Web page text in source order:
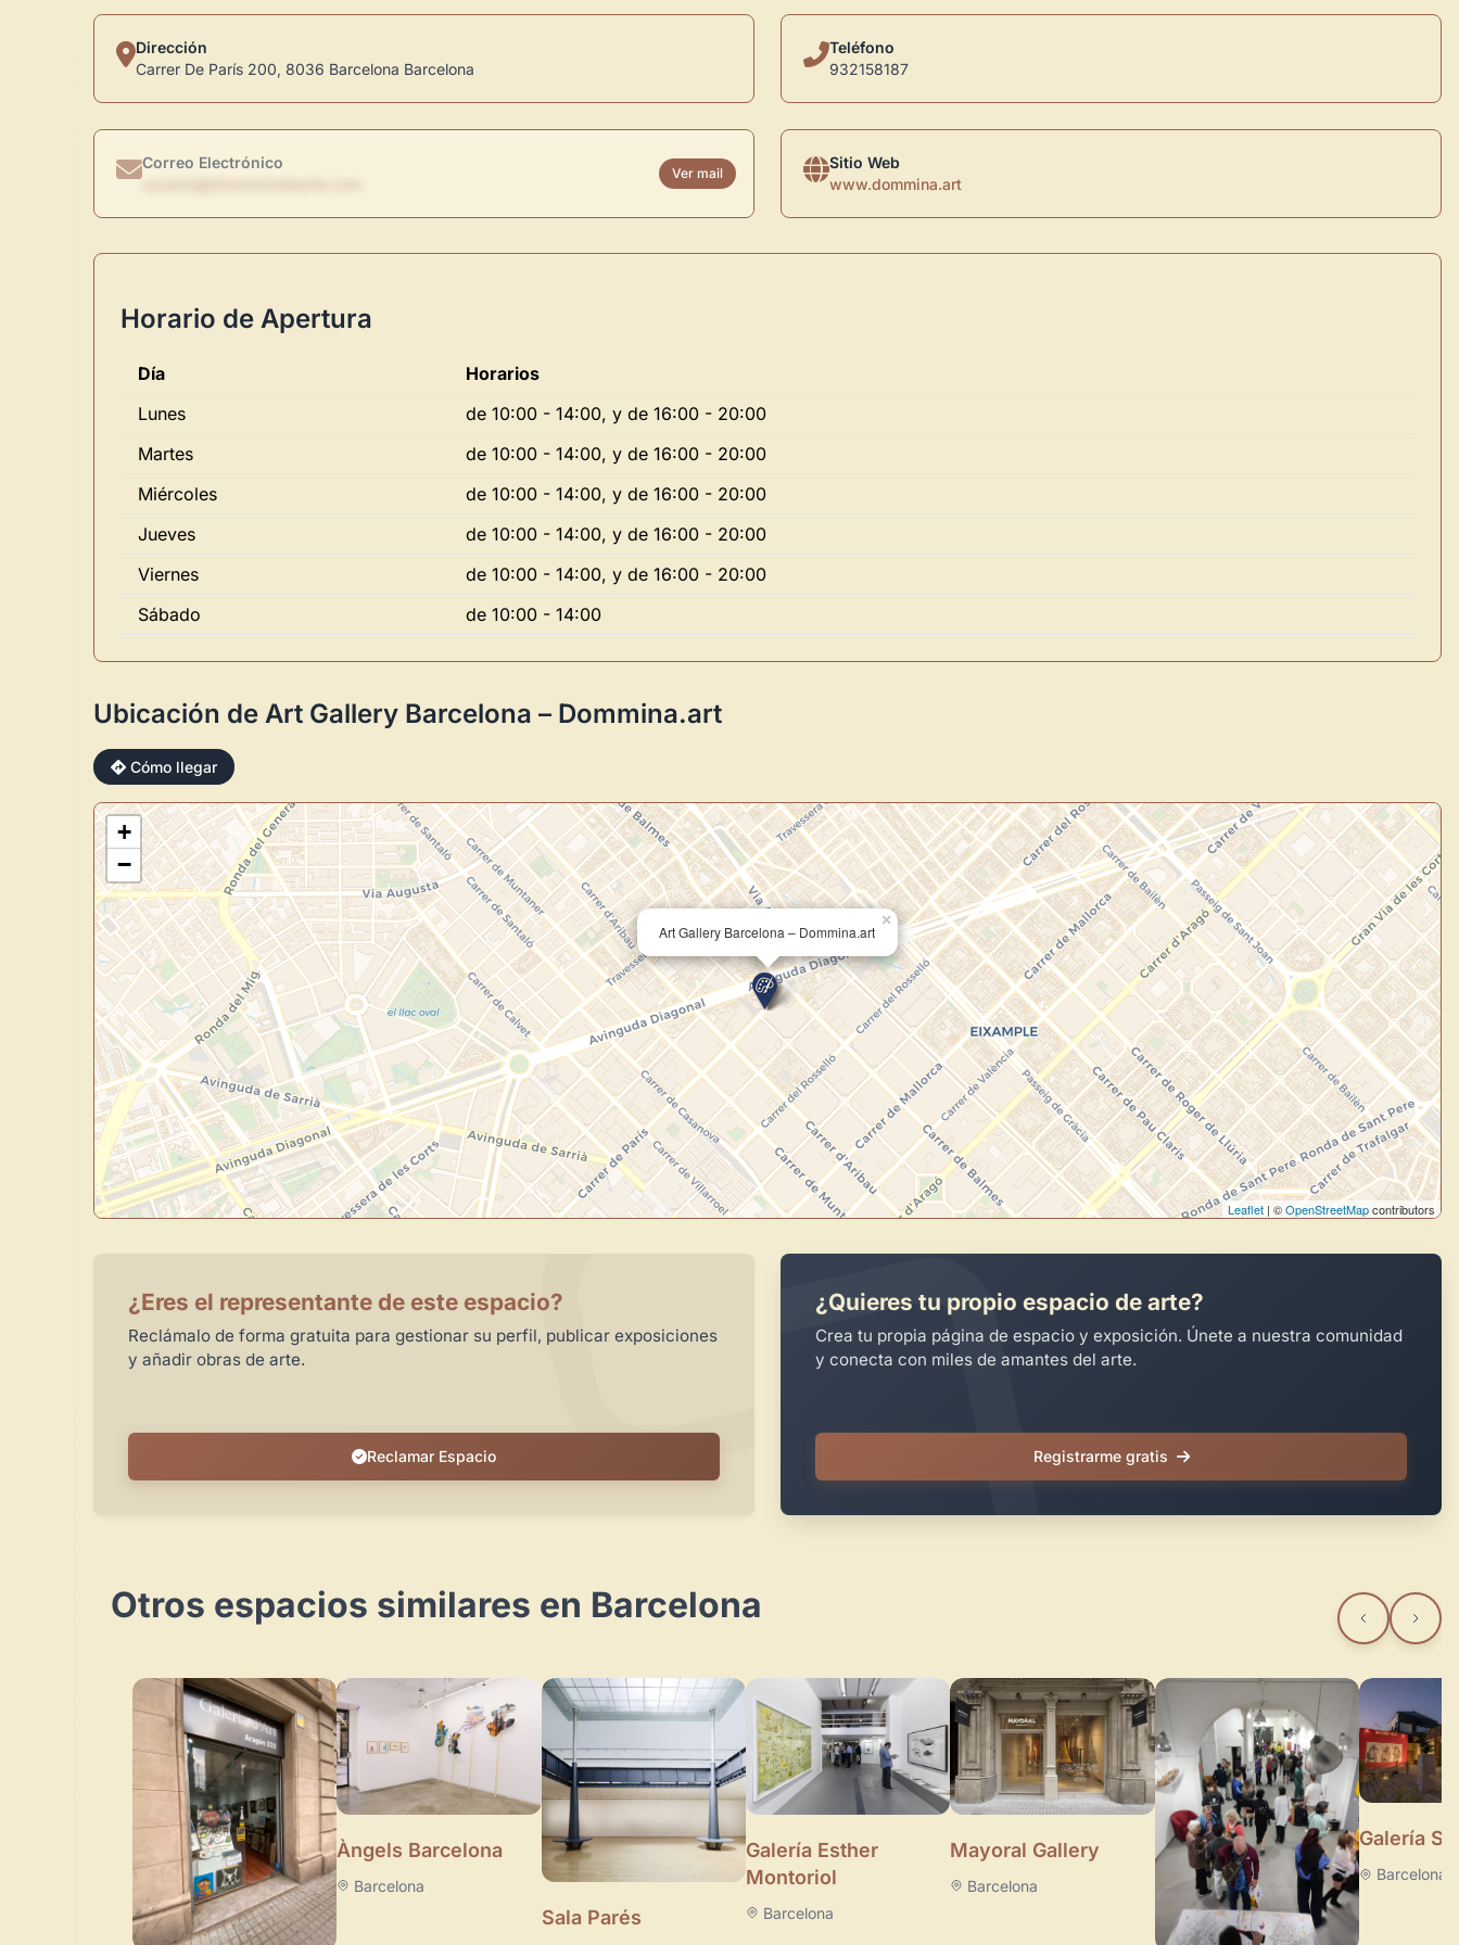
Dirección
Carrer De París 200, 8036 Barcelona Barcelona
Teléfono
932158187
Correo Electrónico
Ver mail
Sitio Web
www.dommina.art
Horario de Apertura
Día
Horarios
Lunes
de 10:00 - 14:00, y de 16:00 - 20:00
Martes
de 10:00 - 14:00, y de 16:00 - 20:00
Miércoles
de 10:00 - 14:00, y de 16:00 - 20:00
Jueves
de 10:00 - 14:00, y de 16:00 - 20:00
Viernes
de 10:00 - 14:00, y de 16:00 - 20:00
Sábado
de 10:00 - 14:00
Ubicación de Art Gallery Barcelona – Dommina.art
Cómo llegar
Art Gallery Barcelona – Dommina.art
×
+
−
Leaflet | ©OpenStreetMapcontributors
¿Eres el representante de este espacio?
Reclámalo de forma gratuita para gestionar su perfil, publicar exposiciones
y añadir obras de arte.
Reclamar Espacio
¿Quieres tu propio espacio de arte?
Crea tu propia página de espacio y exposición. Únete a nuestra comunidad
y conecta con miles de amantes del arte.
Registrarme gratis
Otros espacios similares en Barcelona
Àngels Barcelona
Barcelona
Sala Parés
Galería Esther
Montoriol
Barcelona
Mayoral Gallery
Barcelona
Galería
Barcelona
Novedad: Tu Panel de Usuario
centro de control para gestionar todo tu arte.
Crear cuenta y abrir mi Panel Explorar obras